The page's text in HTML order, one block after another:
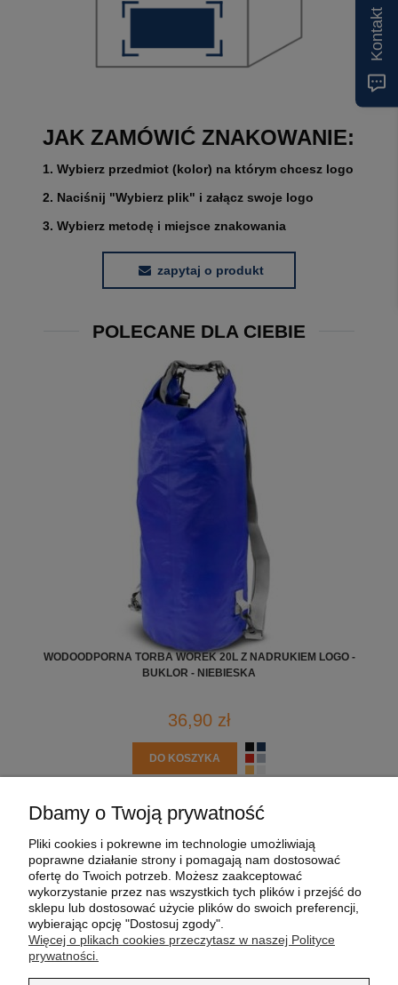
JAK ZAMÓWIĆ ZNAKOWANIE:
1. Wybierz przedmiot (kolor) na którym chcesz logo
2. Naciśnij "Wybierz plik" i załącz swoje logo
3. Wybierz metodę i miejsce znakowania
zapytaj o produkt
POLECANE DLA CIEBIE
WODOODPORNA TORBA WOREK 20L Z NADRUKIEM LOGO -
BUKLOR - NIEBIESKA
36,90 zł
DO KOSZYKA
MOJE KONTO
PŁATNOŚCI I DOSTAWA
Dbamy o Twoją prywatność
Pliki cookies i pokrewne im technologie umożliwiają
poprawne działanie strony i pomagają nam dostosować
ofertę do Twoich potrzeb. Możesz zaakceptować
wykorzystanie przez nas wszystkich tych plików i przejść do
sklepu lub dostosować użycie plików do swoich preferencji,
wybierając opcję "Dostosuj zgody".
Więcej o plikach cookies przeczytasz w naszej Polityce
prywatności.
Kontakt